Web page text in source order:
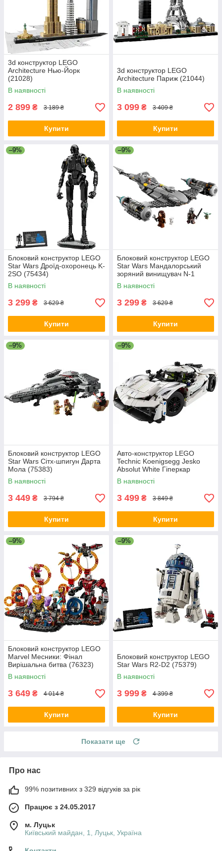
3d конструктор LEGO
Architecture Нью-Йорк
(21028)
В наявності
2 899 ₴ 3 189 ₴
Купити
3d конструктор LEGO
Architecture Париж (21044)
В наявності
3 099 ₴ 3 409 ₴
Купити
–9%
Блоковий конструктор LEGO
Star Wars Дроїд-охоронець K-
2SO (75434)
В наявності
3 299 ₴ 3 629 ₴
Купити
–9%
Блоковий конструктор LEGO
Star Wars Мандалорський
зоряний винищувач N-1
(75325)
В наявності
3 299 ₴ 3 629 ₴
Купити
–9%
Блоковий конструктор LEGO
Star Wars Сітх-шпигун Дарта
Мола (75383)
В наявності
3 449 ₴ 3 794 ₴
Купити
–9%
Авто-конструктор LEGO
Technic Koenigsegg Jesko
Absolut White Гіперкар
(42184)
В наявності
3 499 ₴ 3 849 ₴
Купити
–9%
Блоковий конструктор LEGO
Marvel Месники: Фінал
Вирішальна битва (76323)
В наявності
3 649 ₴ 4 014 ₴
Купити
–9%
Блоковий конструктор LEGO
Star Wars R2-D2 (75379)
В наявності
3 999 ₴ 4 399 ₴
Купити
Показати ще
Про нас
99% позитивних з 329 відгуків за рік
Працює з 24.05.2017
м. Луцьк
Київський майдан, 1, Луцьк, Україна